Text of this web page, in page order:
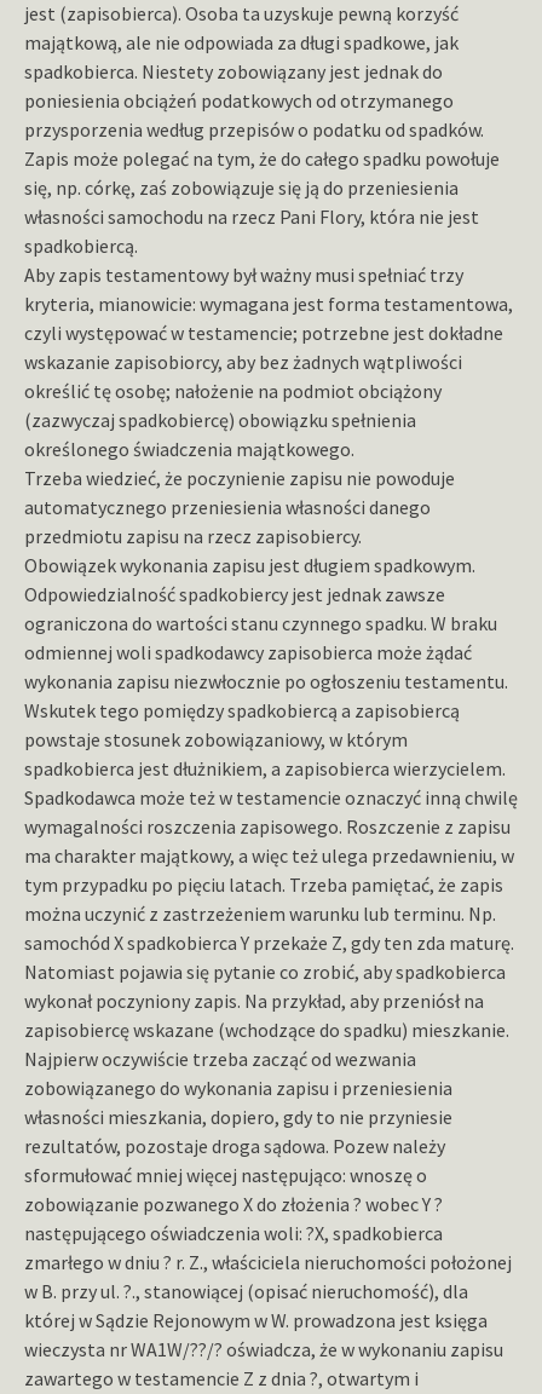
jest (zapisobierca). Osoba ta uzyskuje pewną korzyść
majątkową, ale nie odpowiada za długi spadkowe, jak
spadkobierca. Niestety zobowiązany jest jednak do
poniesienia obciążeń podatkowych od otrzymanego
przysporzenia według przepisów o podatku od spadków.
Zapis może polegać na tym, że do całego spadku powołuje
się, np. córkę, zaś zobowiązuje się ją do przeniesienia
własności samochodu na rzecz Pani Flory, która nie jest
spadkobiercą.
Aby zapis testamentowy był ważny musi spełniać trzy
kryteria, mianowicie: wymagana jest forma testamentowa,
czyli występować w testamencie; potrzebne jest dokładne
wskazanie zapisobiorcy, aby bez żadnych wątpliwości
określić tę osobę; nałożenie na podmiot obciążony
(zazwyczaj spadkobiercę) obowiązku spełnienia
określonego świadczenia majątkowego.
Trzeba wiedzieć, że poczynienie zapisu nie powoduje
automatycznego przeniesienia własności danego
przedmiotu zapisu na rzecz zapisobiercy.
Obowiązek wykonania zapisu jest długiem spadkowym.
Odpowiedzialność spadkobiercy jest jednak zawsze
ograniczona do wartości stanu czynnego spadku. W braku
odmiennej woli spadkodawcy zapisobierca może żądać
wykonania zapisu niezwłocznie po ogłoszeniu testamentu.
Wskutek tego pomiędzy spadkobiercą a zapisobiercą
powstaje stosunek zobowiązaniowy, w którym
spadkobierca jest dłużnikiem, a zapisobierca wierzycielem.
Spadkodawca może też w testamencie oznaczyć inną chwilę
wymagalności roszczenia zapisowego. Roszczenie z zapisu
ma charakter majątkowy, a więc też ulega przedawnieniu, w
tym przypadku po pięciu latach. Trzeba pamiętać, że zapis
można uczynić z zastrzeżeniem warunku lub terminu. Np.
samochód X spadkobierca Y przekaże Z, gdy ten zda maturę.
Natomiast pojawia się pytanie co zrobić, aby spadkobierca
wykonał poczyniony zapis. Na przykład, aby przeniósł na
zapisobiercę wskazane (wchodzące do spadku) mieszkanie.
Najpierw oczywiście trzeba zacząć od wezwania
zobowiązanego do wykonania zapisu i przeniesienia
własności mieszkania, dopiero, gdy to nie przyniesie
rezultatów, pozostaje droga sądowa. Pozew należy
sformułować mniej więcej następująco: wnoszę o
zobowiązanie pozwanego X do złożenia ? wobec Y ?
następującego oświadczenia woli: ?X, spadkobierca
zmarłego w dniu ? r. Z., właściciela nieruchomości położonej
w B. przy ul. ?., stanowiącej (opisać nieruchomość), dla
której w Sądzie Rejonowym w W. prowadzona jest księga
wieczysta nr WA1W/??/? oświadcza, że w wykonaniu zapisu
zawartego w testamencie Z z dnia ?, otwartym i